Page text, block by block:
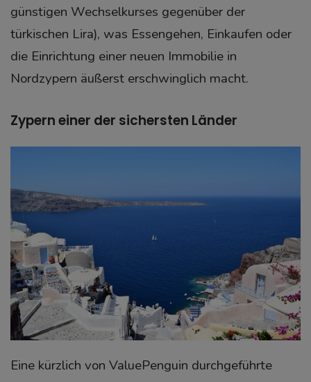
günstigen Wechselkurses gegenüber der
türkischen Lira), was Essengehen, Einkaufen oder
die Einrichtung einer neuen Immobilie in
Nordzypern äußerst erschwinglich macht.
Zypern einer der sichersten Länder
Eine kürzlich von ValuePenguin durchgeführte